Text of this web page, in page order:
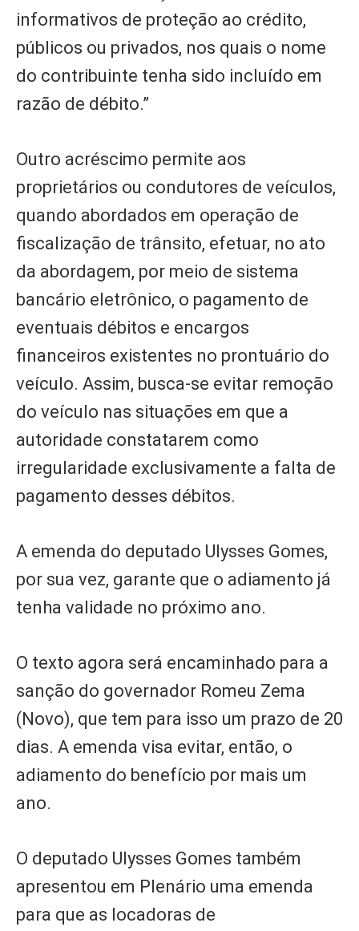
informativos de proteção ao crédito,
públicos ou privados, nos quais o nome
do contribuinte tenha sido incluído em
razão de débito.”
Outro acréscimo permite aos
proprietários ou condutores de veículos,
quando abordados em operação de
fiscalização de trânsito, efetuar, no ato
da abordagem, por meio de sistema
bancário eletrônico, o pagamento de
eventuais débitos e encargos
financeiros existentes no prontuário do
veículo. Assim, busca-se evitar remoção
do veículo nas situações em que a
autoridade constatarem como
irregularidade exclusivamente a falta de
pagamento desses débitos.
A emenda do deputado Ulysses Gomes,
por sua vez, garante que o adiamento já
tenha validade no próximo ano.
O texto agora será encaminhado para a
sanção do governador Romeu Zema
(Novo), que tem para isso um prazo de 20
dias. A emenda visa evitar, então, o
adiamento do benefício por mais um
ano.
O deputado Ulysses Gomes também
apresentou em Plenário uma emenda
para que as locadoras de